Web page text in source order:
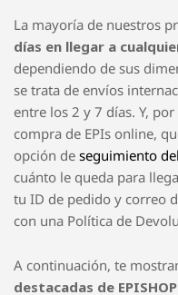
con EPISHOP para la
destacan nuestra
resolverles cualquier tipo
expertos en la venta de
estaremos encantados de
adapte a lo que necesitas.
a tus trabajadores,
La mayoría de nuestros
días en llegar a
se trata de envíos